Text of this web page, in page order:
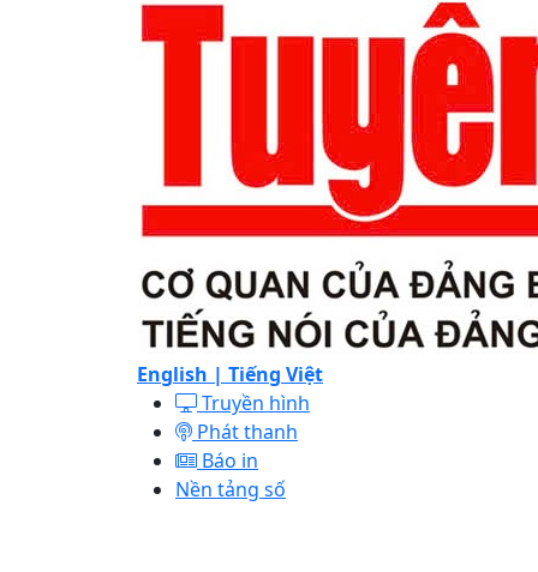
English | Tiếng Việt
Truyền hình
Phát thanh
Báo in
Nền tảng số